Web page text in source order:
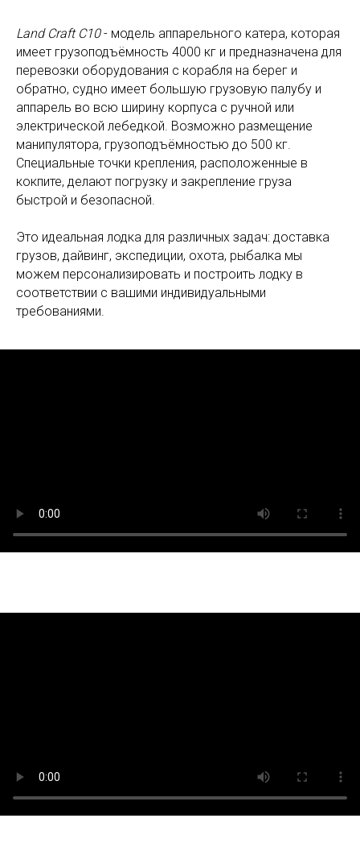
Land Craft C10- модель аппарельного катера, которая
имеет грузоподъёмность 4000 кг и предназначена для
перевозки оборудования с корабля на берег и
обратно, судно имеет большую грузовую палубу и
аппарель во всю ширину корпуса с ручной или
электрической лебедкой. Возможно размещение
манипулятора, грузоподъёмностью до 500 кг.
Специальные точки крепления, расположенные в
кокпите, делают погрузку и закрепление груза
быстрой и безопасной.
Это идеальная лодка для различных задач: доставка
грузов, дайвинг, экспедиции, охота, рыбалка мы
можем персонализировать и построить лодку в
соответствии с вашими индивидуальными
требованиями.